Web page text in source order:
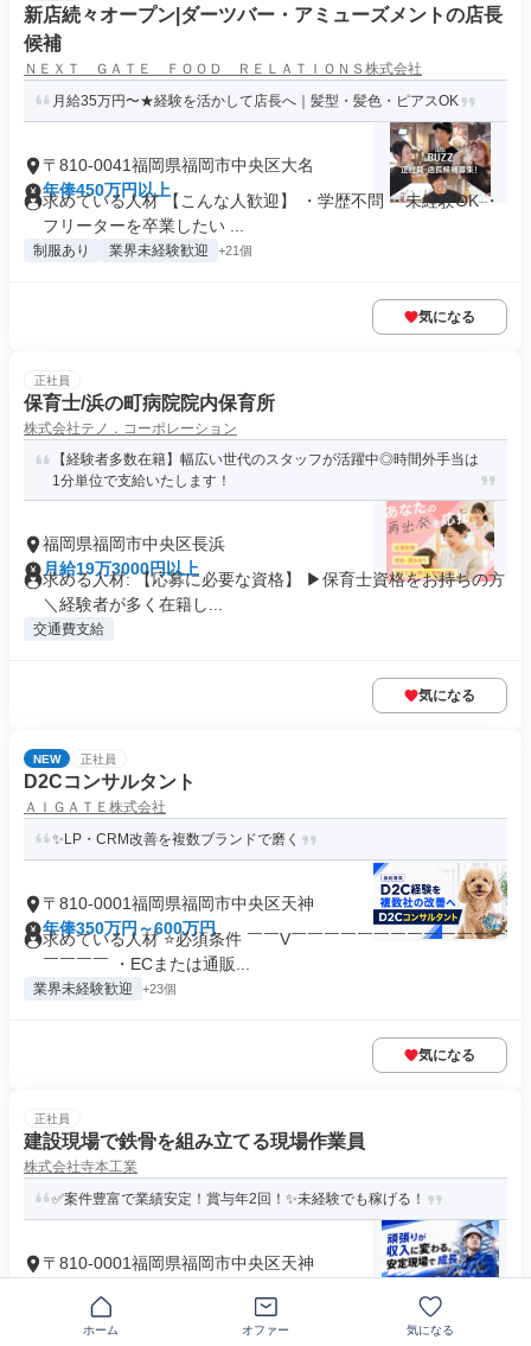
新店続々オープン|ダーツバー・アミューズメントの店長
候補
ＮＥＸＴ ＧＡＴＥ ＦＯＯＤ ＲＥＬＡＴＩＯＮＳ株式会社
月給35万円〜★経験を活かして店長へ｜髪型・髪色・ピアスOK
〒810-0041福岡県福岡市中央区大名
年俸450万円以上
求めている人材 【こんな人歓迎】 ・学歴不問 ・未経験OK ・
フリーターを卒業したい ...
制服あり 業界未経験歓迎 +21個
気になる
正社員
保育士/浜の町病院院内保育所
株式会社テノ．コーポレーション
【経験者多数在籍】幅広い世代のスタッフが活躍中◎時間外手当は
1分単位で支給いたします！
福岡県福岡市中央区長浜
月給19万3000円以上
求める人材: 【応募に必要な資格】 ▶保育士資格をお持ちの方
＼経験者が多く在籍し...
交通費支給
気になる
NEW 正社員
D2Cコンサルタント
ＡＩＧＡＴＥ株式会社
✨LP・CRM改善を複数ブランドで磨く
〒810-0001福岡県福岡市中央区天神
年俸350万円～600万円
求めている人材 ⭐必須条件 ￣￣V￣￣￣￣￣￣￣￣￣￣￣￣￣
￣￣￣￣ ・ECまたは通販...
業界未経験歓迎 +23個
気になる
正社員
建設現場で鉄骨を組み立てる現場作業員
株式会社寺本工業
✅案件豊富で業績安定！賞与年2回！✨未経験でも稼げる！
〒810-0001福岡県福岡市中央区天神
求めている人材 ＼ 実務未経験OK◎人物重視の採用です ／
『学歴に自信がない』 『...
ホーム オファー 気になる